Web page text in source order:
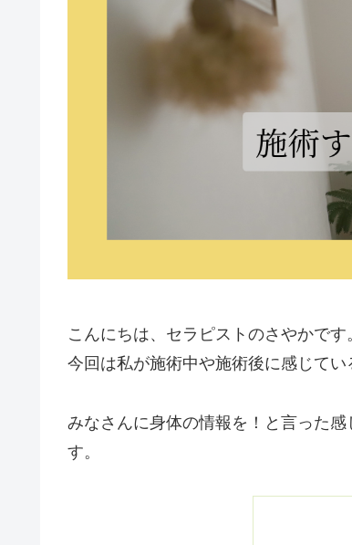
こんにちは、セラピストのさやかです
今回は私が施術中や施術後に感じて
みなさんに身体の情報を！と言った
す。